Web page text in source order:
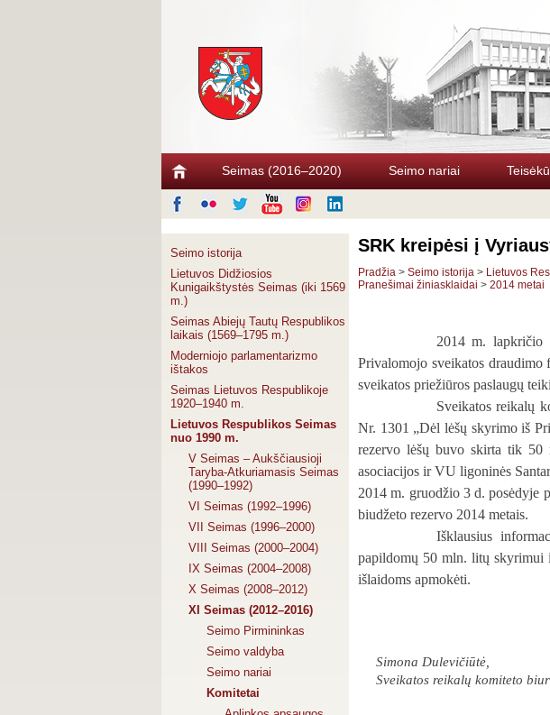
Seimas (2016–2020) Seimo nariai
Seimo istorija
Lietuvos Didžiosios
Kunigaikštystės Seimas (iki 1569
m.)
Seimas Abiejų Tautų Respublikos
laikais (1569–1795 m.)
Moderniojo parlamentarizmo
ištakos
Seimas Lietuvos Respublikoje
1920–1940 m.
Lietuvos Respublikos Seimas
nuo 1990 m.
V Seimas – Aukščiausioji
Taryba-Atkuriamasis Seimas
(1990–1992)
VI Seimas (1992–1996)
VII Seimas (1996–2000)
VIII Seimas (2000–2004)
IX Seimas (2004–2008)
X Seimas (2008–2012)
XI Seimas (2012–2016)
Seimo Pirmininkas
Seimo valdyba
Seimo nariai
Komitetai
SRK kreipėsi į
Pradžia > Seimo istorija > Lietuvos
Pranešimai žiniasklaidai > 2014 metai
2014 m. lapkričio
Privalomojo sveikatos
sveikatos priežiūros paslaugų
Sveikatos reikalų
Nr. 1301 „Dėl lėšų skyrimo iš
rezervo lėšųbuvo skirta tik 50
asociacijos ir VU ligoninės
2014 m. gruodžio 3 d. posėdyje
biudžeto rezervo 2014 metais.
Išklausius
papildomų 50 mln. litų skyrimui
išlaidoms apmokėti.
Simona Dulevičiūtė,
Sveikatos reikalų komiteto